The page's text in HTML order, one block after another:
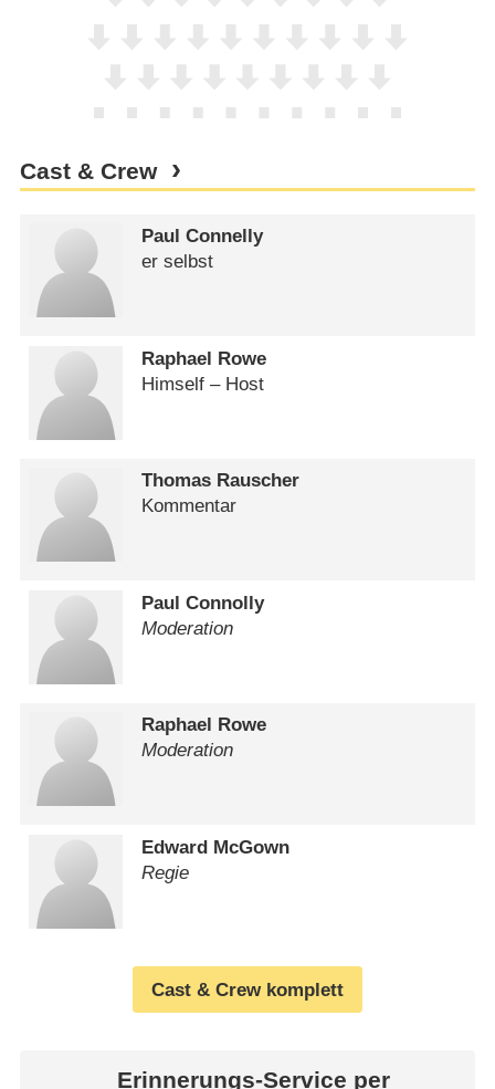
Cast & Crew
Paul Connelly
er selbst
Raphael Rowe
Himself – Host
Thomas Rauscher
Kommentar
Paul Connolly
Moderation
Raphael Rowe
Moderation
Edward McGown
Regie
Cast & Crew komplett
Erinnerungs-Service per